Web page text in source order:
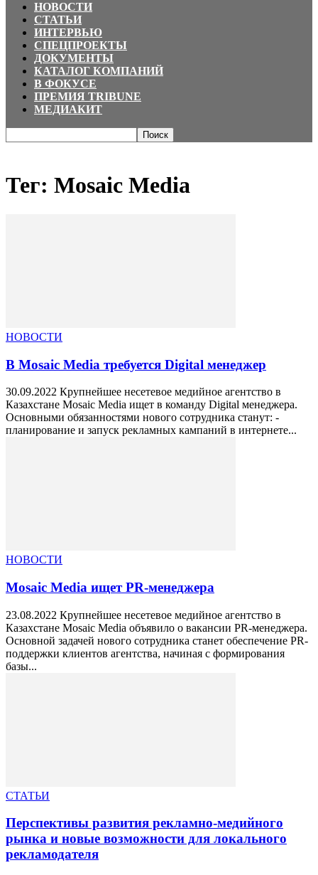
НОВОСТИ
СТАТЬИ
ИНТЕРВЬЮ
СПЕЦПРОЕКТЫ
ДОКУМЕНТЫ
КАТАЛОГ КОМПАНИЙ
В ФОКУСЕ
ПРЕМИЯ TRIBUNE
МЕДИАКИТ
Тег: Mosaic Media
НОВОСТИ
В Mosaic Media требуется Digital менеджер
30.09.2022 Крупнейшее несетевое медийное агентство в
Казахстане Mosaic Media ищет в команду Digital менеджера.
Основными обязанностями нового сотрудника станут: -
планирование и запуск рекламных кампаний в интернете...
НОВОСТИ
Mosaic Media ищет PR-менеджера
23.08.2022 Крупнейшее несетевое медийное агентство в
Казахстане Mosaic Media объявило о вакансии PR-менеджера.
Основной задачей нового сотрудника станет обеспечение PR-
поддержки клиентов агентства, начиная с формирования
базы...
СТАТЬИ
Перспективы развития рекламно-медийного
рынка и новые возможности для локального
рекламодателя